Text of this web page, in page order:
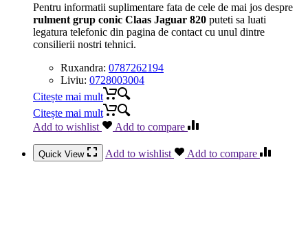
Pentru informatii suplimentare fata de cele de mai jos despre
rulment grup conic Claas Jaguar 820 puteti sa luati
legatura telefonic din pagina de contact cu unul dintre
consilierii nostri tehnici.
Ruxandra: 0787262194
Liviu: 0728003004
Citește mai mult
Citește mai mult
Add to wishlist
Add to compare
Quick View Add to wishlist Add to compare